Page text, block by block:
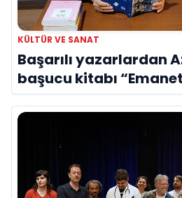
KÜLTÜR VE SANAT
Başarılı yazarlardan
başucu kitabı
yerini aldı